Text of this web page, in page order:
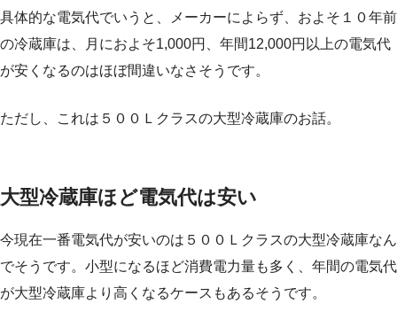
具体的な電気代でいうと、メーカーによらず、およそ１０年前
の冷蔵庫は、月におよそ1,000円、年間12,000円以上の電気代
が安くなるのはほぼ間違いなさそうです。
ただし、これは５００Ｌクラスの大型冷蔵庫のお話。
大型冷蔵庫ほど電気代は安い
今現在一番電気代が安いのは５００Ｌクラスの大型冷蔵庫なん
でそうです。小型になるほど消費電力量も多く、年間の電気代
が大型冷蔵庫より高くなるケースもあるそうです。